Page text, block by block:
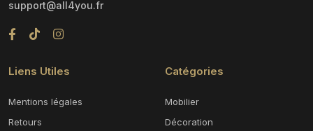
support@all4you.fr
Liens Utiles
Mentions légales
Retours
Catégories
Mobilier
Décoration